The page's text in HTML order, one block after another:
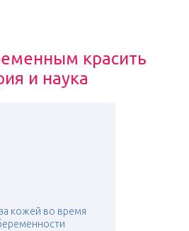
красить
и наука
кожей во время